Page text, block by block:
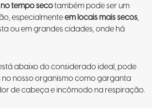
tempo secotambém pode ser um
especialmenteem locais mais secos,
ou em grandes cidades, onde há
abaixo do considerado ideal, pode
nosso organismo como garganta
de cabeça e incômodo na respiração.